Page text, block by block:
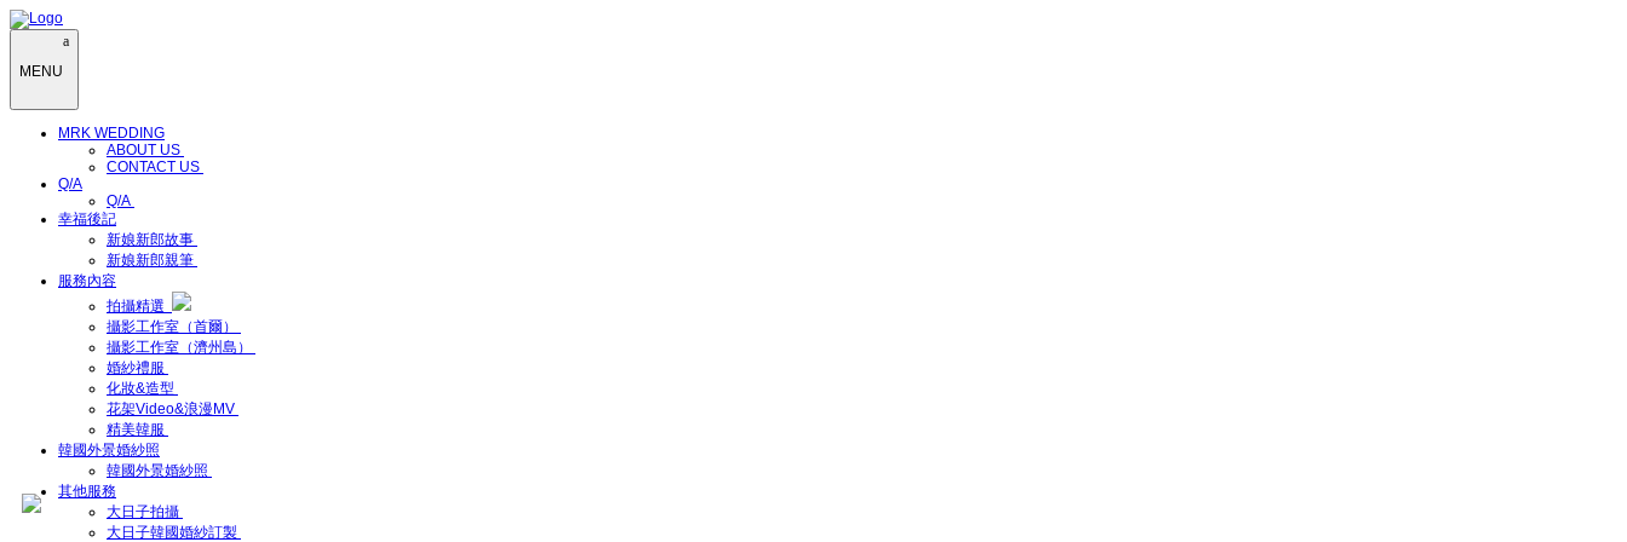
MENU
MRK WEDDING
ABOUT US
CONTACT US
Q/A
Q/A
幸福後記
新娘新郎故事
新娘新郎親筆
服務內容
拍攝精選
攝影工作室（首爾）
攝影工作室（濟州島）
婚紗禮服
化妝&造型
花架Video&浪漫MV
精美韓服
韓國外景婚紗照
韓國外景婚紗照
其他服務
大日子拍攝
大日子韓國婚紗訂製